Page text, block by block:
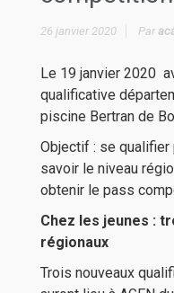
26 janvier 2020 Par
Le 19 janvier 2020
qualificative
piscine Bertran de
Objectif : se qualifier
savoir le niveau
obtenir le pass
Chez les jeunes :
régionaux
Trois nouveaux